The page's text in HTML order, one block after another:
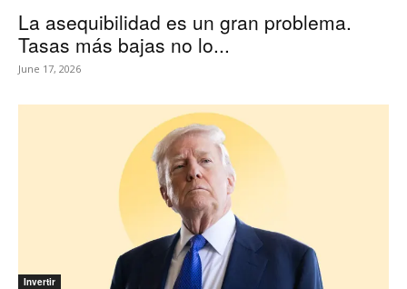
La asequibilidad es un gran problema.
Tasas más bajas no lo...
June 17, 2026
Invertir